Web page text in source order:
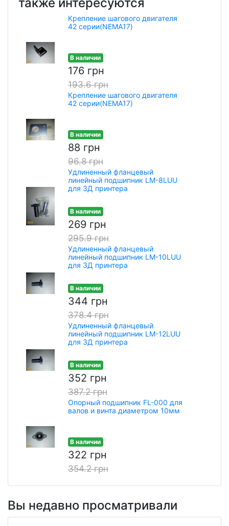
Крепление шагового двигателя
42 серии(NEMA17)
В наличии
176 грн
193.6 грн
Крепление шагового двигателя
42 серии(NEMA17)
В наличии
88 грн
96.8 грн
Удлиненный фланцевый
линейный подшипник LM-8LUU
для 3Д принтера
В наличии
269 грн
295.9 грн
Удлиненный фланцевый
линейный подшипник LM-10LUU
для 3Д принтера
В наличии
344 грн
378.4 грн
Удлиненный фланцевый
линейный подшипник LM-12LUU
для 3Д принтера
В наличии
352 грн
387.2 грн
Опорный подшипник FL-000 для
валов и винта диаметром 10мм
В наличии
322 грн
354.2 грн
Вы недавно просматривали